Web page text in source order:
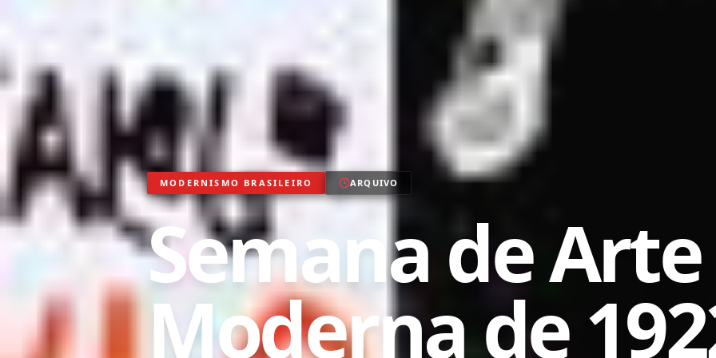
MODERNISMO BRASILEIRO ARQUIVO
Semana de Arte
Moderna de